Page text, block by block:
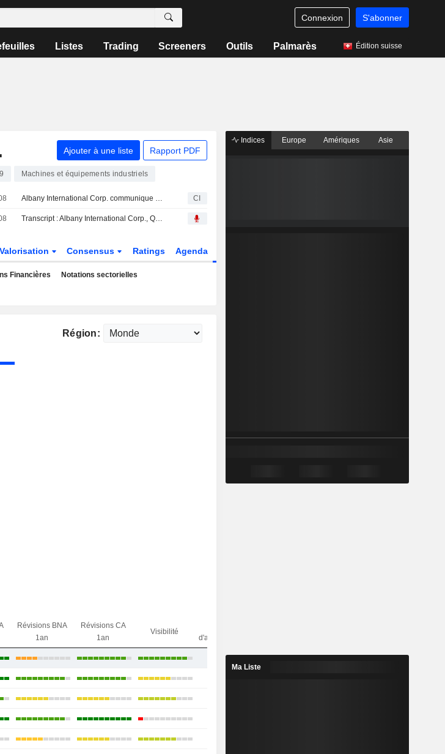
Connexion S'abonner
Listes Trading Screeners Outils Palmarès Édition suisse
Ajouter à une liste Rapport PDF
Machines et équipements industriels
Albany International Corp. communique ses prévisions de résultats pour le troisième trimestre 2026 CI
Transcript : Albany International Corp., Q2 2026 Earnings Call, Aug 04, 2026
Valorisation Consensus Ratings Agenda
Financières Notations sectorielles
Région:
Révisions BNA
1an
Révisions CA
1an
Visibilité
d'analystes
Indices Europe Amériques Asie
Ma Liste